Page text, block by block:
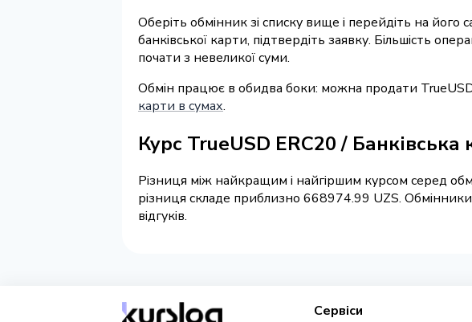
Оберіть обмінник зі списку вище і перейдіть на
банківської карти, підтвердіть заявку. Більшість
почати з невеликої суми.
Обмін працює в обидва боки: можна продати TrueUSD
карти в сумах.
Курс TrueUSD ERC20 / Банківська
Різниця між найкращим і найгіршим курсом серед
різниця складе приблизно 668974.99 UZS.
відгуків.
Сервіси